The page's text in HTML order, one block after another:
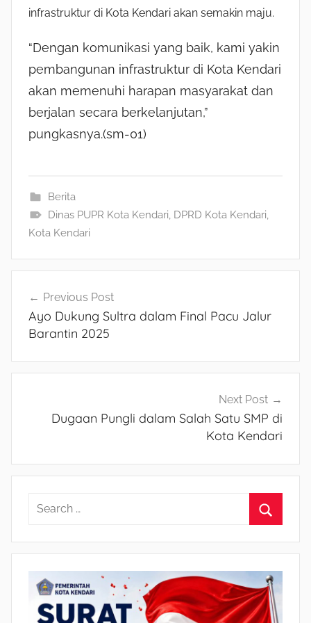
infrastruktur di Kota Kendari akan semakin maju.
“Dengan komunikasi yang baik, kami yakin
pembangunan infrastruktur di Kota Kendari
akan memenuhi harapan masyarakat dan
berjalan secara berkelanjutan,”
pungkasnya.(sm-01)
Berita
Dinas PUPR Kota Kendari, DPRD Kota Kendari,
Kota Kendari
Navigasi
pos
Previous Post
Ayo Dukung Sultra dalam Final Pacu Jalur
Barantin 2025
Next Post
Dugaan Pungli dalam Salah Satu SMP di
Kota Kendari
a
e
a
r
c